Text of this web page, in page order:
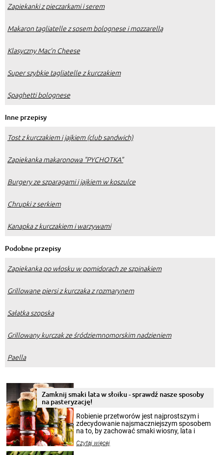
Zapiekanki z pieczarkami i serem
Makaron tagliatelle z sosem bolognese i mozzarellą
Klasyczny Mac’n Cheese
Super szybkie tagliatelle z kurczakiem
Spaghetti bolognese
Inne przepisy
Tost z kurczakiem i jajkiem (club sandwich)
Zapiekanka makaronowa "PYCHOTKA"
Burgery ze szparagami i jajkiem w koszulce
Chrupki z serkiem
Kanapka z kurczakiem i warzywami
Podobne przepisy
Zapiekanka po włosku w pomidorach ze szpinakiem
Grillowane piersi z kurczaka z rozmarynem
Sałatka szopska
Grillowany kurczak ze śródziemnomorskim nadzieniem
Paella
Zamknij smaki lata w słoiku - sprawdź nasze sposoby
na pasteryzację!
Robienie przetworów jest najprostszym i
zdecydowanie najsmaczniejszym sposobem
na to, by zachować smaki wiosny, lata i
krajobrazów, by cieszyć nimi oko w sezonie
Czytaj więcej